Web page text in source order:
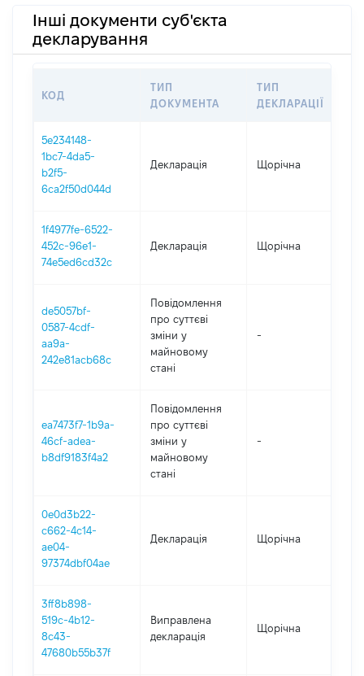
Інші документи суб'єкта
декларування
КОД
ТИП
ДОКУМЕНТА
ТИП
ДЕКЛАРАЦІЇ
5e234148-
1bc7-4da5-
b2f5-
6ca2f50d044d
Декларація Щорічна
1f4977fe-6522-
452c-96e1-
74e5ed6cd32c
Декларація Щорічна
de5057bf-
0587-4cdf-
aa9a-
242e81acb68c
Повідомлення
про суттєві
зміни y
майновому
стані
-
ea7473f7-1b9a-
46cf-adea-
b8df9183f4a2
Повідомлення
про суттєві
зміни y
майновому
стані
-
0e0d3b22-
c662-4c14-
ae04-
97374dbf04ae
Декларація Щорічна
3ff8b898-
519c-4b12-
8c43-
47680b55b37f
Виправлена
декларація
Щорічна